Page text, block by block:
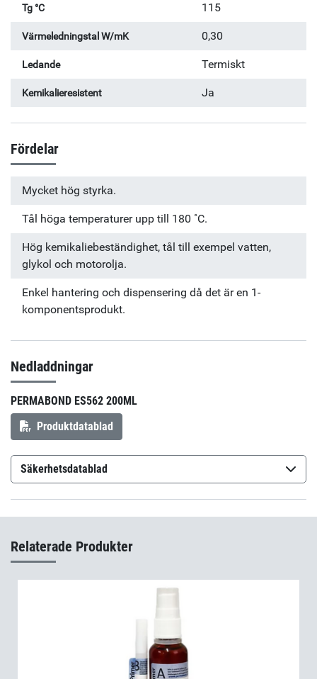
Tg °C 115
Värmeledningstal W/mK 0,30
Ledande Termiskt
Kemikalieresistent Ja
Fördelar
Mycket hög styrka.
Tål höga temperaturer upp till 180 ˚C.
Hög kemikaliebeständighet, tål till exempel vatten,
glykol och motorolja.
Enkel hantering och dispensering då det är en 1-
komponentsprodukt.
Nedladdningar
PERMABOND ES562 200ML
Produktdatablad
Säkerhetsdatablad
Permabond ES562 (sv-SE)
Relaterade Produkter